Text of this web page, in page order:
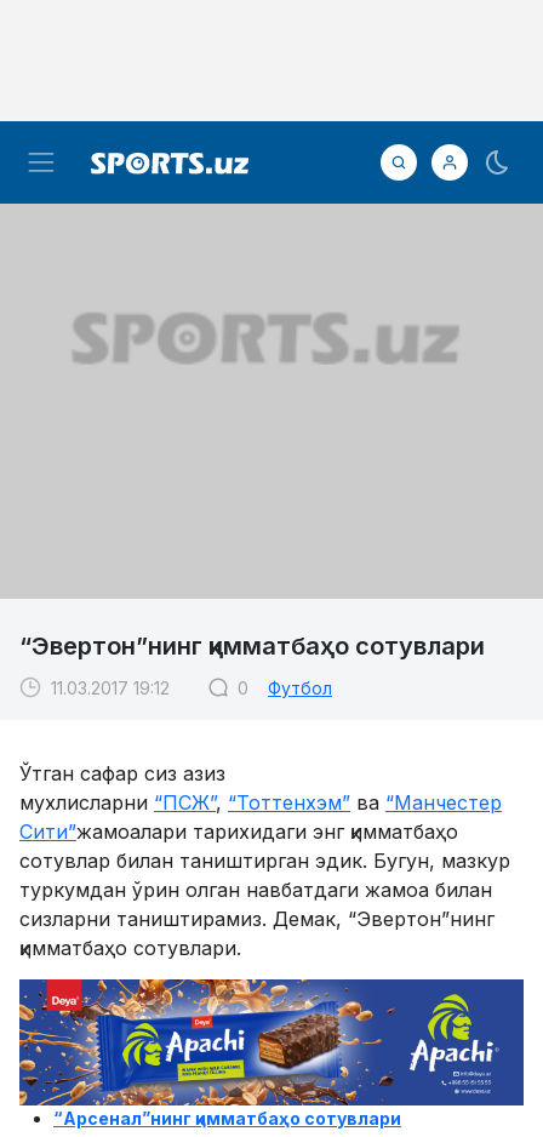
“Эвертон”нинг қимматбаҳо сотувлари
11.03.2017 19:12 0 Футбол
Ўтган сафар сиз азиз
мухлисларни “ПСЖ”, “Тоттенхэм” ва “Манчестер
Сити”жамоалари тарихидаги энг қимматбаҳо
сотувлар билан таништирган эдик. Бугун, мазкур
туркумдан ўрин олган навбатдаги жамоа билан
сизларни таништирамиз. Демак, “Эвертон”нинг
қимматбаҳо сотувлари.
“Арсенал”нинг қимматбаҳо сотувлари